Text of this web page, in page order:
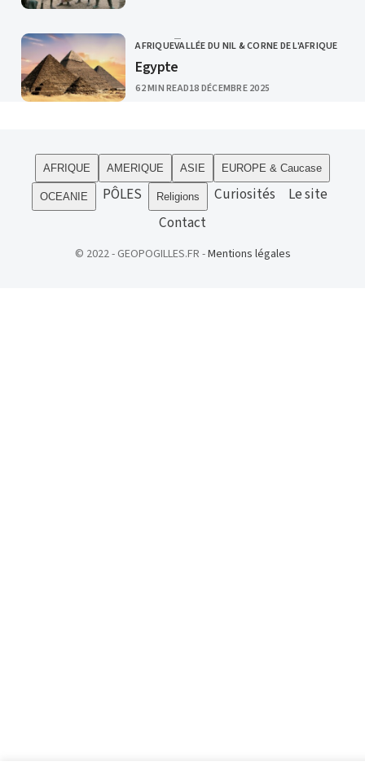
CATEGORY
AFRIQUEVALLÉE DU NIL & CORNE DE L'AFRIQUE
Egypte
62 MIN READPUBLISHED
18 DÉCEMBRE 2025
AFRIQUE AMERIQUE ASIE EUROPE & Caucase
OCEANIE PÔLES Religions Curiosités
Le site
Contact
© 2022 - GEOPOGILLES.FR -Mentions légales